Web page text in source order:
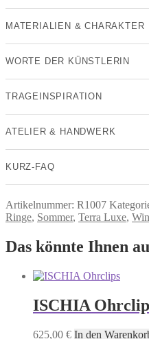
MATERIALIEN & CHARAKTER
WORTE DER KÜNSTLERIN
TRAGEINSPIRATION
ATELIER & HANDWERK
KURZ-FAQ
Artikelnummer: R1007
Ringe, Sommer, Terra Luxe,
Das könnte Ihnen
ISCHIA
625,00 € In den